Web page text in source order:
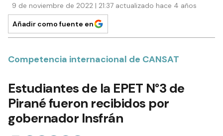
9 de noviembre de 2022 | 21:37 actualizado hace 4 años
Añadir como fuente en
Competencia internacional de CANSAT
Estudiantes de la EPET N°3 de
Pirané fueron recibidos por
gobernador Insfrán